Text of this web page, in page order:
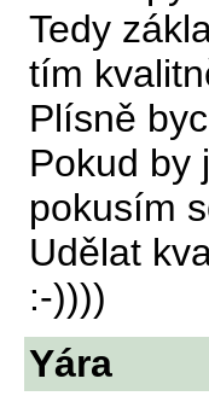
Tedy
tím
Plísně
Pokud by
pokusím
Udělat
:-))))
Yára